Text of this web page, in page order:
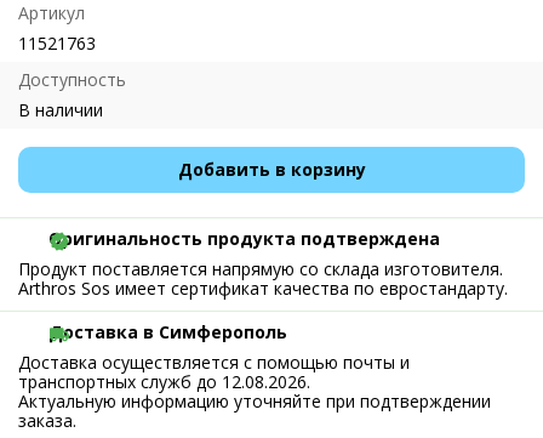
Артикул
11521763
Доступность
В наличии
Добавить в корзину
Оригинальность продукта подтверждена
Продукт поставляется напрямую со склада изготовителя.
Arthros Sos имеет сертификат качества по евростандарту.
Доставка в Симферополь
Доставка осуществляется с помощью почты и
транспортных служб до 12.08.2026.
Актуальную информацию уточняйте при подтверждении
заказа.